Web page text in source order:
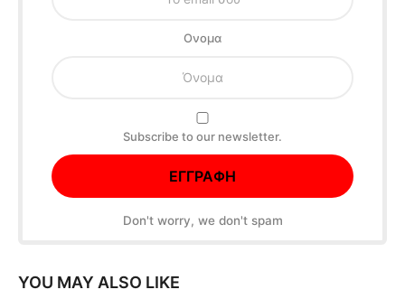
Oνομα
Subscribe to our newsletter.
Don't worry, we don't spam
YOU MAY ALSO LIKE